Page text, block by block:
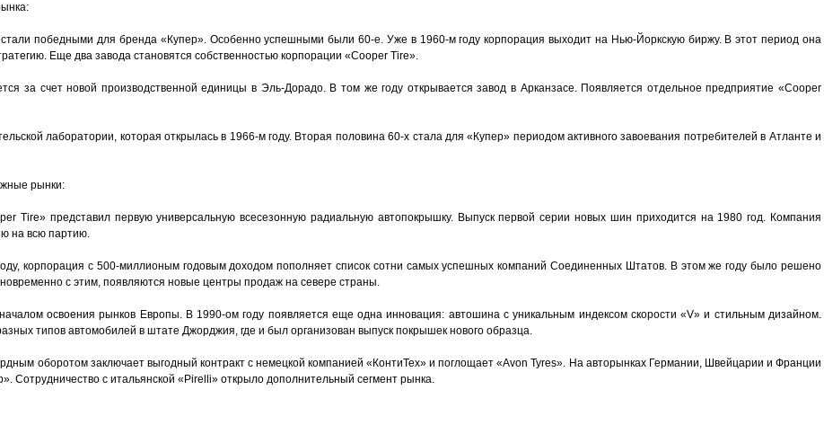
стали победными для бренда «Купер». Особенно успешными были 60-е. Уже в 1960-м году корпорация выходит на Нью-Йоркскую биржу. В этот период она
Еще два завода становятся собственностью корпорации «Cooper Tire».
за счет новой производственной единицы в Эль-Дорадо. В том же году открывается завод в Арканзасе. Появляется отдельное предприятие «Cooper
лаборатории, которая открылась в 1966-м году. Вторая половина 60-х стала для «Купер» периодом активного завоевания потребителей в Атланте и
рынки:
Tire» представил первую универсальную всесезонную радиальную автопокрышку. Выпуск первой серии новых шин приходится на 1980 год. Компания
на всю партию.
корпорация с 500-миллионым годовым доходом пополняет список сотни самых успешных компаний Соединенных Штатов. В этом же году было решено
с этим, появляются новые центры продаж на севере страны.
освоения рынков Европы. В 1990-ом году появляется еще одна инновация: автошина с уникальным индексом скорости «V» и стильным дизайном.
типов автомобилей в штате Джорджия, где и был организован выпуск покрышек нового образца.
оборотом заключает выгодный контракт с немецкой компанией «КонтиТех» и поглощает «Avon Tyres». На авторынках Германии, Швейцарии и Франции
Сотрудничество с итальянской «Pirelli» открыло дополнительный сегмент рынка.